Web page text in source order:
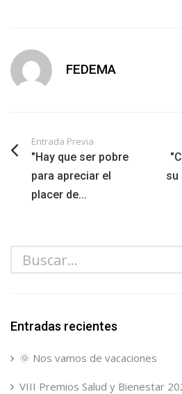
FEDEMA
Entrada Previa
"Hay que ser pobre
para apreciar el
placer de...
su
Entradas recientes
🌞 Nos vamos de vacaciones
VIII Premios Salud y Bienestar